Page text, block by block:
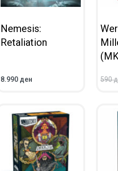
Nemesis:
Retaliation
8.990 ден
ВО КОШНИЧКА
590
ВО